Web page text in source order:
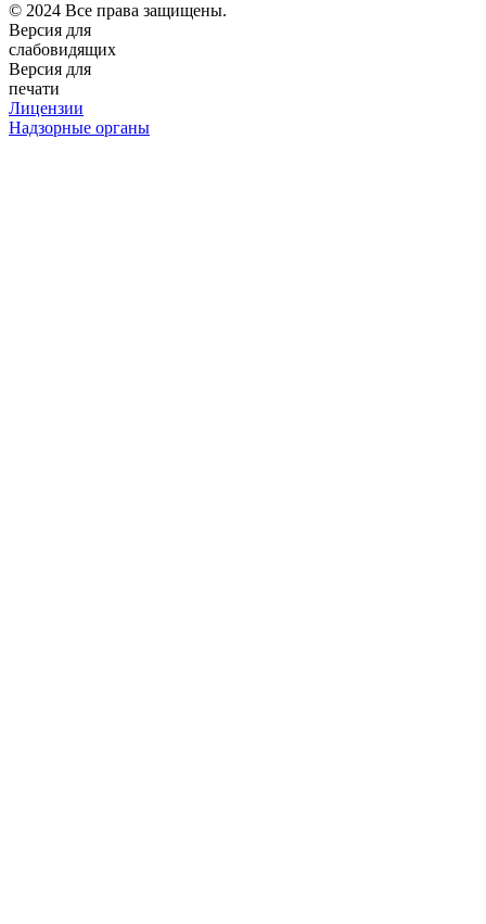
© 2024 Все права защищены.
Версия для
слабовидящих
Версия для
печати
Лицензии
Надзорные органы